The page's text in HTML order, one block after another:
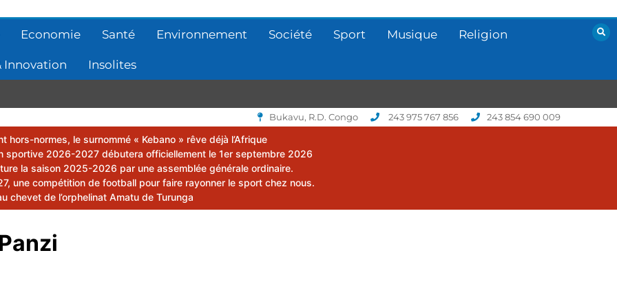
Economie Santé Environnement Société Sport Musique Religion
Innovation Insolites
Bukavu, R.D. Congo 243 975 767 856 243 854 690 009
hors-normes, le surnommé « Kebano » rêve déjà l’Afrique
sportive 2026-2027 débutera officiellement le 1er septembre 2026
la saison 2025-2026 par une assemblée générale ordinaire.
une compétition de football pour faire rayonner le sport chez nous.
chevet de l’orphelinat Amatu de Turunga